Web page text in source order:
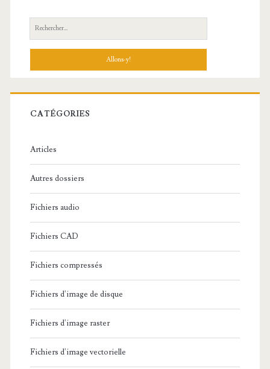
R
e
h
r
c
:
CATÉGORIES
Articles
Autres dossiers
Fichiers audio
Fichiers CAD
Fichiers compressés
Fichiers d'image de disque
Fichiers d'image raster
Fichiers d'image vectorielle